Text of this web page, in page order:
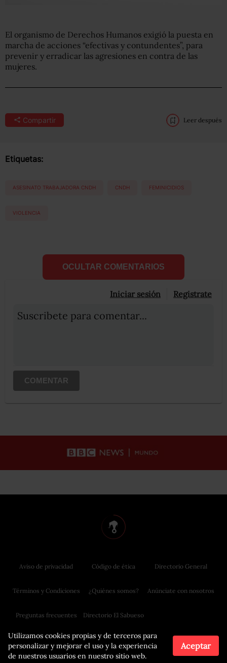
El organismo de Derechos Humanos exigió la puesta en
marcha de acciones “efectivas y contundentes”, para
prevenir y erradicar las agresiones en contra de las
mujeres.
Compartir Leer después
Etiquetas:
ASESINATO TRABAJADORA CNDH CNDH FEMINICIDIOS
VIOLENCIA
OCULTAR COMENTARIOS
Iniciar sesión Registrate
Suscribete para comentar...
COMENTAR
Utilizamos cookies propias y de terceros para
personalizar y mejorar el uso y la experiencia
de nuestros usuarios en nuestro sitio web.
Aceptar
Aviso de privacidad
Términos y Condiciones
Preguntas frecuentes
Código de ética
¿Quiénes somos?
Directorio El Sabueso
Directorio General
Anúnciate con nosotros